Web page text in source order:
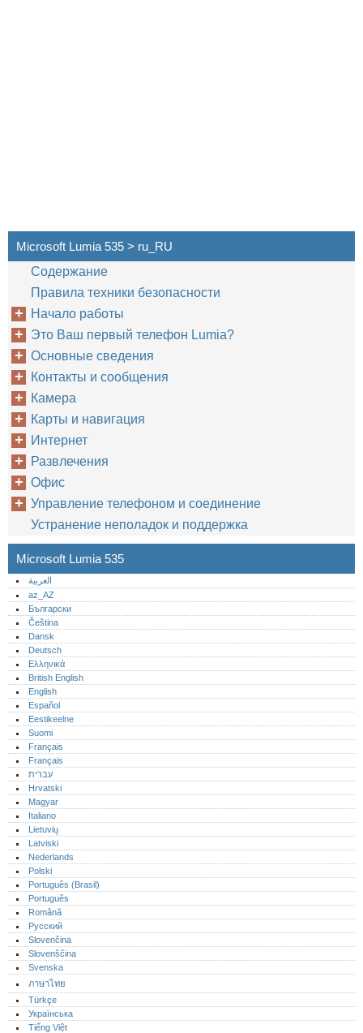
Microsoft Lumia 535 > ru_RU
Содержание
Правила техники безопасности
Начало работы
Это Ваш первый телефон Lumia?
Основные сведения
Контакты и сообщения
Камера
Карты и навигация
Интернет
Развлечения
Офис
Управление телефоном и соединение
Устранение неполадок и поддержка
Microsoft Lumia 535
العربية
az_AZ
Български
Čeština
Dansk
Deutsch
Ελληνικά
British English
English
Español
Eestikeelne
Suomi
Français
Français
עברית
Hrvatski
Magyar
Italiano
Lietuvių
Latviski
Nederlands
Polski
Português (Brasil)
Português‎
Română
Русский
Slovenčina
Slovenščina
Svenska
ภาษาไทย
Türkçe
Українська
Tiếng Việt